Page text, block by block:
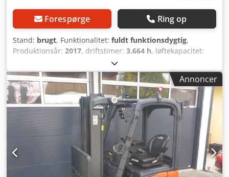
Forespørge Ring op
Stand: brugt, Funktionalitet: fuldt funktionsdygtig,
Produktionsår: 2017, driftstimer: 3.664 h, løftekapacitet:
3.140 mm
mastetype:duplex, bygningshøjde:2.130 mm, drivtype:
Elektro, Elektrisk 3-hjulet gaffeltruck Mastetype: Duplex
Stand: Klar til brug og fuldt funktionsdygtig Teknisk stand:
god Batteriets årgang: 2026 Sideskifter, tagafdækning,
forrude, Credpsylqzbefx Ai Ajf
Annoncer